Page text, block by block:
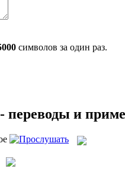
символов за один раз.
переводы и